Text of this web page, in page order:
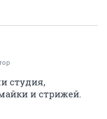
студия,
и стрижей.